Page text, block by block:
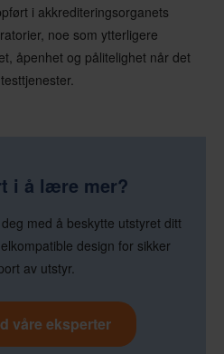
i akkrediteringsorganets
noe som ytterligere
åpenhet og pålitelighet når det
i å lære mer?
med å beskytte utstyret ditt
design for sikker
av utstyr.
våre eksperter